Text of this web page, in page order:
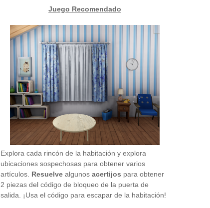
Juego Recomendado
Explora cada rincón de la habitación y explora
ubicaciones sospechosas para obtener varios
artículos. Resuelve algunos acertijos para obtener
2 piezas del código de bloqueo de la puerta de
salida. ¡Usa el código para escapar de la habitación!